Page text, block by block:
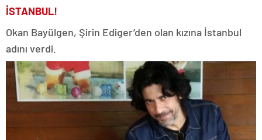
İSTANBUL!
Okan Bayülgen, Şirin Ediger’den olan kızına İstanbul
adını verdi.